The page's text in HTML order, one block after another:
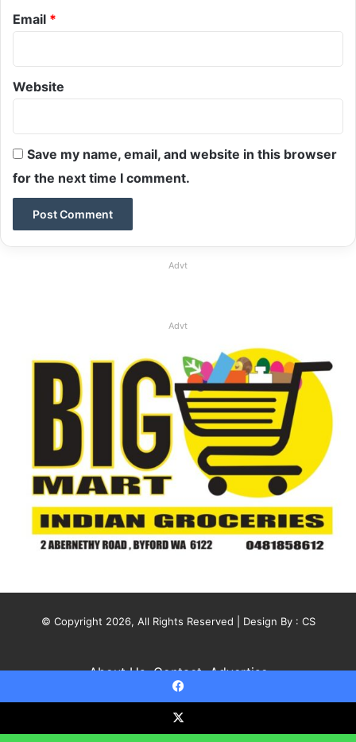
Email *
Website
Save my name, email, and website in this browser
for the next time I comment.
Advt
Advt
© Copyright 2026, All Rights Reserved | Design By : CS
About Us Contact Advertise
Facebook
X